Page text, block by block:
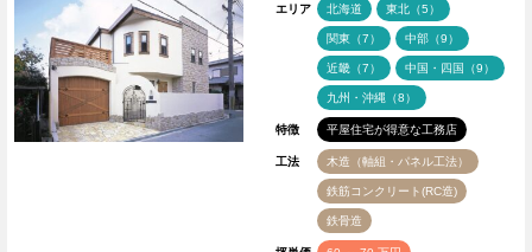
エリア 北海道 東北（5）
関東（7） 中部（9）
近畿（7） 中国・四国（9）
九州・沖縄（8）
特徴 平屋住宅が得意な工務店
工法 木造（軸組・パネル工法）
鉄筋コンクリート(RC造)
鉄骨造